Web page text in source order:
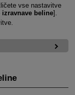
vse nastavitve
beline].